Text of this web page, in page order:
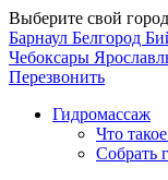
Выберите свой город
Барнаул Белгород
Чебоксары
Перезвонить
Гидромассаж
Что
Собрать